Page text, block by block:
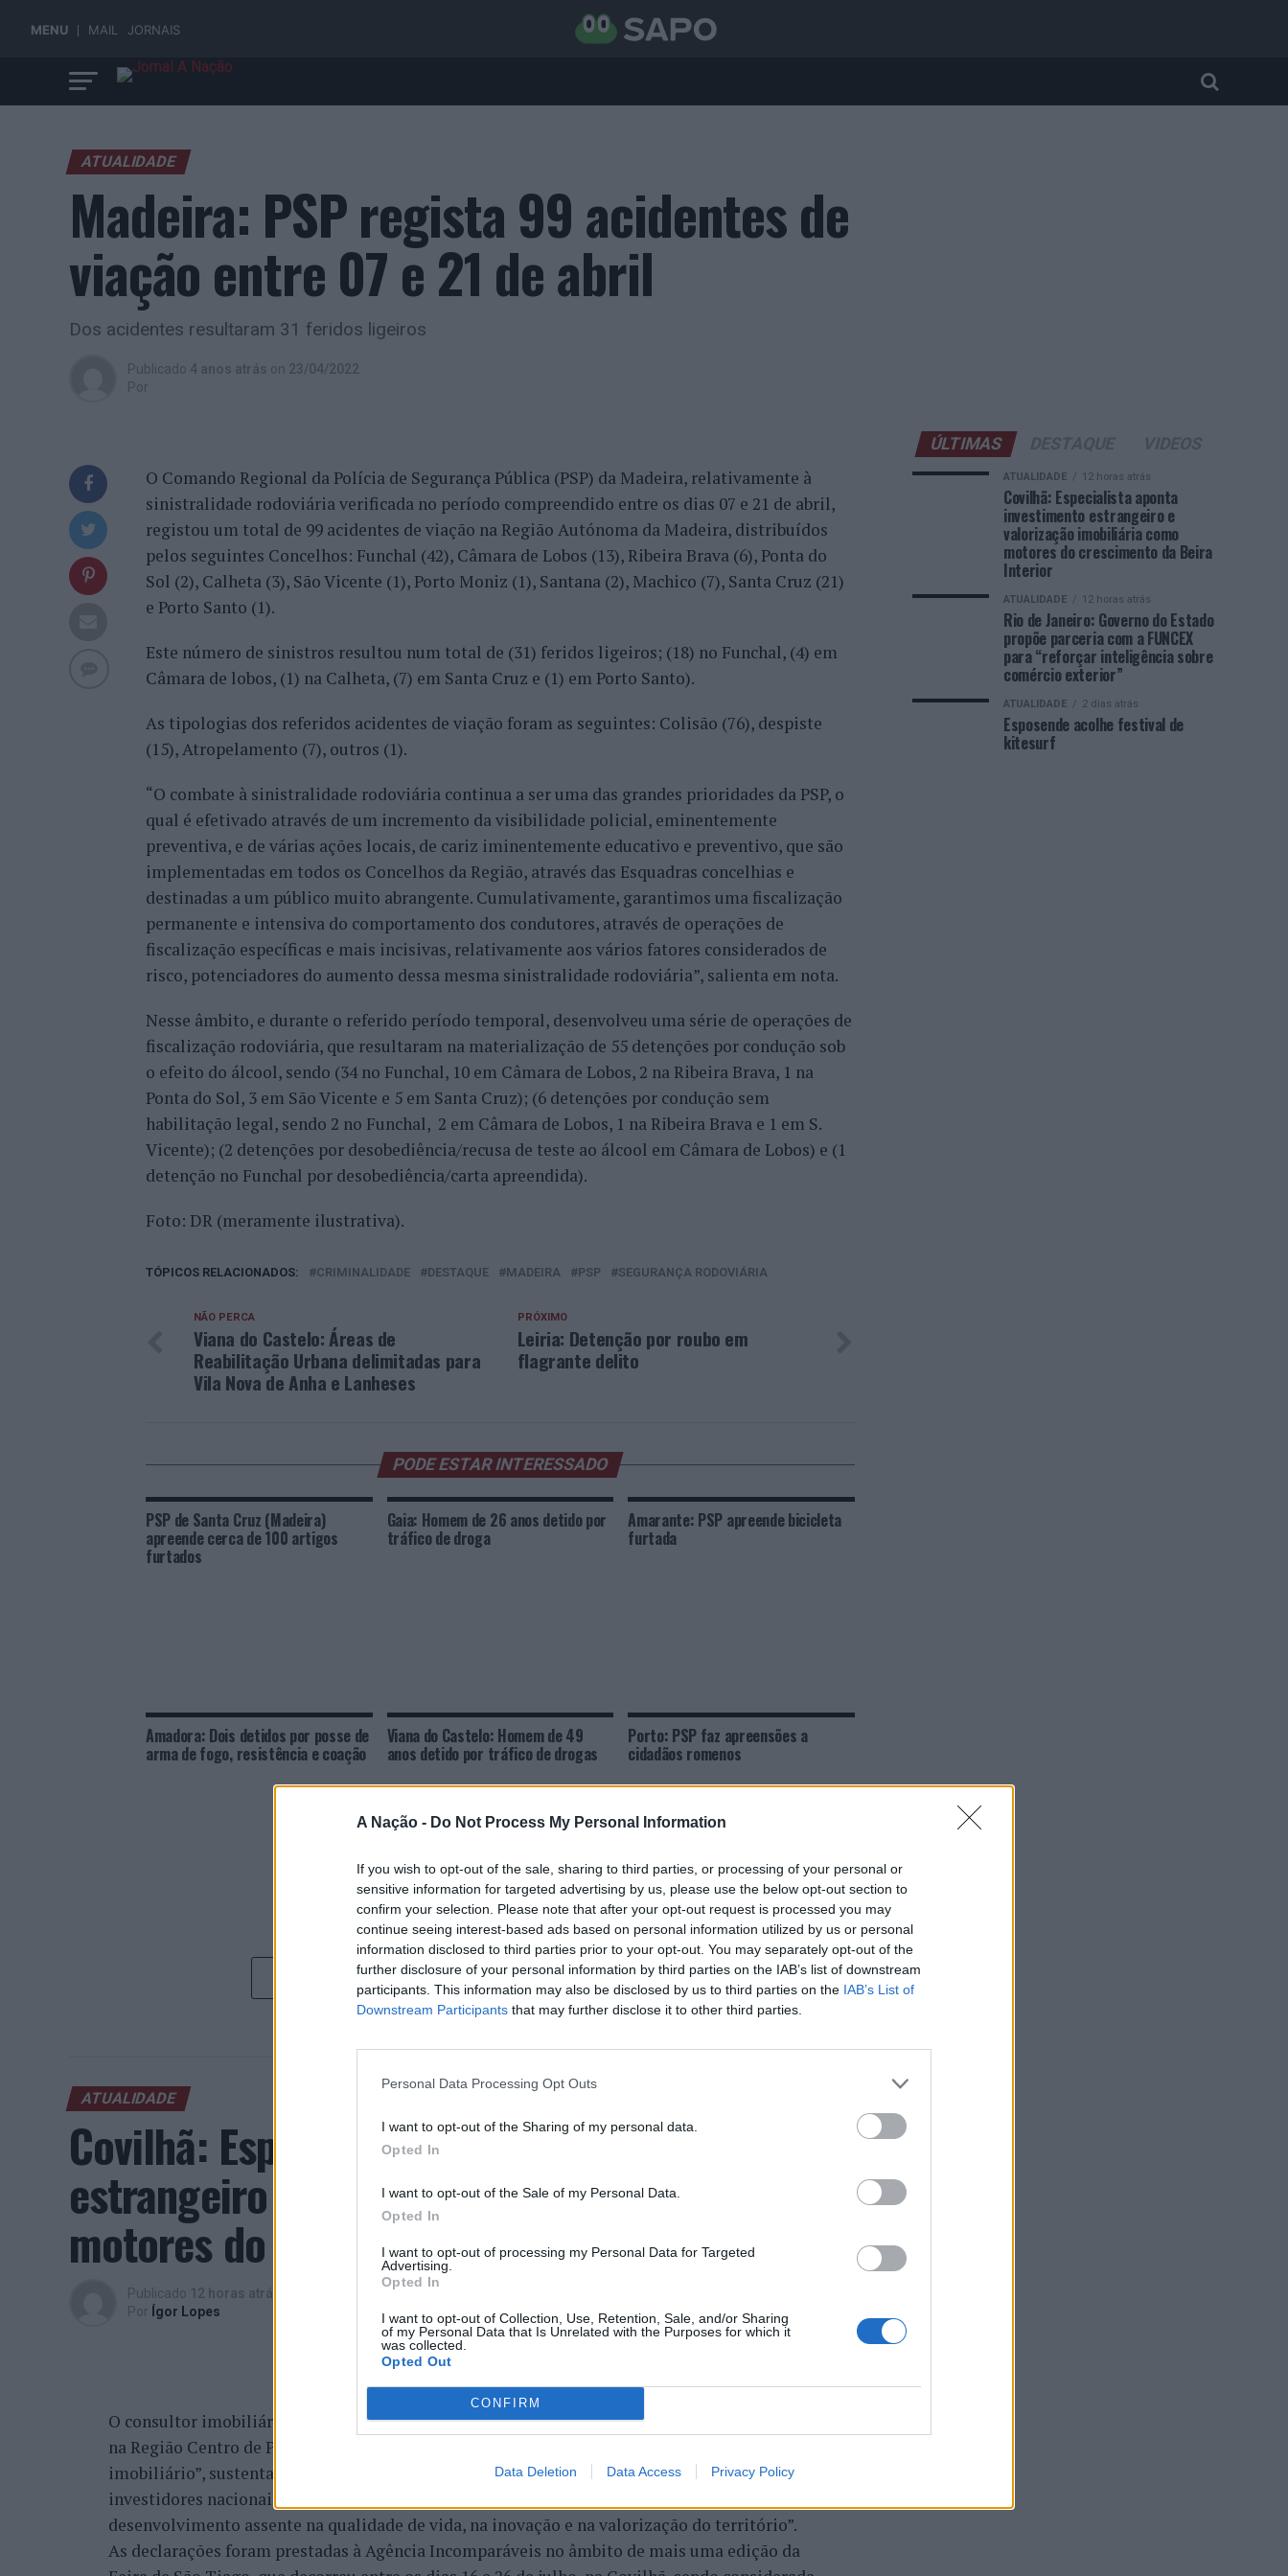
A Nação - Do Not Process My Personal Information
If you wish to opt-out of the sale, sharing to third parties, or processing of your personal or
sensitive information for targeted advertising by us, please use the below opt-out section to
confirm your selection. Please note that after your opt-out request is processed you may
continue seeing interest-based ads based on personal information utilized by us or personal
information disclosed to third parties prior to your opt-out. You may separately opt-out of the
further disclosure of your personal information by third parties on the IAB’s list of downstream
participants. This information may also be disclosed by us to third parties on the IAB’s List of
Downstream Participants that may further disclose it to other third parties.
Personal Data Processing Opt Outs
I want to opt-out of the Sharing of my personal data.
Opted In
I want to opt-out of the Sale of my Personal Data.
Opted In
I want to opt-out of processing my Personal Data for Targeted
Advertising.
Opted In
I want to opt-out of Collection, Use, Retention, Sale, and/or Sharing
of my Personal Data that Is Unrelated with the Purposes for which it
was collected.
Opted Out
CONFIRM
Data Deletion Data Access Privacy Policy
MENU MAIL JORNAIS
ATUALIDADE
Madeira: PSP regista 99 acidentes de
viação entre 07 e 21 de abril
Dos acidentes resultaram 31 feridos ligeiros
Publicado 4 anos atrás on 23/04/2022
Por
O Comando Regional da Polícia de Segurança Pública (PSP) da Madeira, relativamente à
sinistralidade rodoviária verificada no período compreendido entre os dias 07 e 21 de abril,
registou um total de 99 acidentes de viação na Região Autónoma da Madeira, distribuídos
pelos seguintes Concelhos: Funchal (42), Câmara de Lobos (13), Ribeira Brava (6), Ponta do
Sol (2), Calheta (3), São Vicente (1), Porto Moniz (1), Santana (2), Machico (7), Santa Cruz (21)
e Porto Santo (1).
Este número de sinistros resultou num total de (31) feridos ligeiros; (18) no Funchal, (4) em
Câmara de lobos, (1) na Calheta, (7) em Santa Cruz e (1) em Porto Santo).
As tipologias dos referidos acidentes de viação foram as seguintes: Colisão (76), despiste
(15), Atropelamento (7), outros (1).
“O combate à sinistralidade rodoviária continua a ser uma das grandes prioridades da PSP, o
qual é efetivado através de um incremento da visibilidade policial, eminentemente
preventiva, e de várias ações locais, de cariz iminentemente educativo e preventivo, que são
implementadas em todos os Concelhos da Região, através das Esquadras concelhias e
destinadas a um público muito abrangente. Cumulativamente, garantimos uma fiscalização
permanente e intensiva do comportamento dos condutores, através de operações de
fiscalização específicas e mais incisivas, relativamente aos vários fatores considerados de
risco, potenciadores do aumento dessa mesma sinistralidade rodoviária”, salienta em nota.
Nesse âmbito, e durante o referido período temporal, desenvolveu uma série de operações de
fiscalização rodoviária, que resultaram na materialização de 55 detenções por condução sob
o efeito do álcool, sendo (34 no Funchal, 10 em Câmara de Lobos, 2 na Ribeira Brava, 1 na
Ponta do Sol, 3 em São Vicente e 5 em Santa Cruz); (6 detenções por condução sem
habilitação legal, sendo 2 no Funchal, 2 em Câmara de Lobos, 1 na Ribeira Brava e 1 em S.
Vicente); (2 detenções por desobediência/recusa de teste ao álcool em Câmara de Lobos) e (1
detenção no Funchal por desobediência/carta apreendida).
Foto: DR (meramente ilustrativa).
TÓPICOS RELACIONADOS: CRIMINALIDADE DESTAQUE MADEIRA PSP SEGURANÇA RODOVIÁRIA
PRÓXIMO
Leiria: Detenção por roubo em
flagrante delito
NÃO PERCA
Viana do Castelo: Áreas de
Reabilitação Urbana delimitadas para
Vila Nova de Anha e Lanheses
PODE ESTAR INTERESSADO
PSP de Santa Cruz (Madeira)
apreende cerca de 100 artigos
furtados
Gaia: Homem de 26 anos detido por
tráfico de droga
Amarante: PSP apreende bicicleta
furtada
Amadora: Dois detidos por posse de
arma de fogo, resistência e coação
Viana do Castelo: Homem de 49
anos detido por tráfico de drogas
Porto: PSP faz apreensões a
cidadãos romenos
CLIQUE PARA COMENTAR
ATUALIDADE
Covilhã: Especialista aponta investimento
estrangeiro e valorização imobiliária como
motores do crescimento da Beira Interior
Publicado 12 horas atrás
Por Ígor Lopes
O consultor imobiliário português, António Carlos, defende que a Beira Interior, localizada
na Região Centro de Portugal, atravessa um período de “forte crescimento económico e
imobiliário”, sustentando que a região reúne atualmente “condições para atrair novos
investidores nacionais e estrangeiros, fixar população e consolidar um modelo de
desenvolvimento assente na qualidade de vida, na inovação e na valorização do território”.
As declarações foram prestadas à Agência Incomparáveis no âmbito de mais uma edição da
ÚLTIMAS
ATUALIDADE 12 horas atrás
Covilhã: Especialista aponta
investimento estrangeiro e
valorização imobiliária como
motores do crescimento da Beira
Interior
ATUALIDADE 12 horas atrás
Rio de Janeiro: Governo do Estado
propõe parceria com a FUNCEX
para “reforçar inteligência sobre
comércio exterior”
ATUALIDADE 2 dias atrás
Esposende acolhe festival de
kitesurf